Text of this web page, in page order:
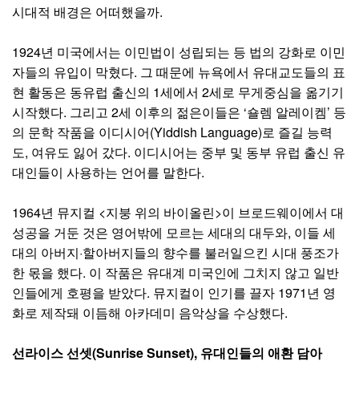
시대적 배경은 어떠했을까.
1924년 미국에서는 이민법이 성립되는 등 법의 강화로 이민
자들의 유입이 막혔다. 그 때문에 뉴욕에서 유대교도들의 표
현 활동은 동유럽 출신의 1세에서 2세로 무게중심을 옮기기
시작했다. 그리고 2세 이후의 젊은이들은 ‘숄렘 알레이켐’ 등
의 문학 작품을 이디시어(Yiddish Language)로 즐길 능력
도, 여유도 잃어 갔다. 이디시어는 중부 및 동부 유럽 출신 유
대인들이 사용하는 언어를 말한다.
1964년 뮤지컬 <지붕 위의 바이올린>이 브로드웨이에서 대
성공을 거둔 것은 영어밖에 모르는 세대의 대두와, 이들 세
대의 아버지·할아버지들의 향수를 불러일으킨 시대 풍조가
한 몫을 했다. 이 작품은 유대계 미국인에 그치지 않고 일반
인들에게 호평을 받았다. 뮤지컬이 인기를 끌자 1971년 영
화로 제작돼 이듬해 아카데미 음악상을 수상했다.
선라이스 선셋(Sunrise Sunset), 유대인들의 애환 담아